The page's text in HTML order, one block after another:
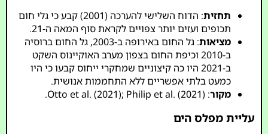
תחזית
: הדוח השלישי להערכה (2001) קבע כי גלי חום
תכופים ועזים יותר צפויים לקראת סוף המאה ה-21.
מציאות
: גל החום באירופה ב-2003, גל החום ברוסיה
ב-2010 וכיפת החום בצפון מערב האוקיינוס השקט
ב-2021 היו כה קיצוניים שמחקרי ייחוס קבעו כי היו
כמעט בלתי אפשריים ללא התחממות אנושית.
מקור: Otto et al. (2021); Philip et al. (2021).
עליית מפלס הים